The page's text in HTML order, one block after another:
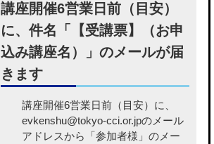
講座開催6営業日前（目安）
に、件名「【受講票】（お申
込み講座名）」のメールが届
きます
講座開催6営業日前（目安）に、
evkenshu@tokyo-cci.or.jpのメール
アドレスから「参加者様」のメー